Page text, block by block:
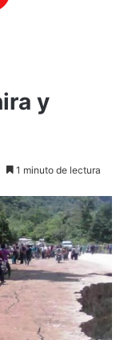
y
1 minuto de lectura